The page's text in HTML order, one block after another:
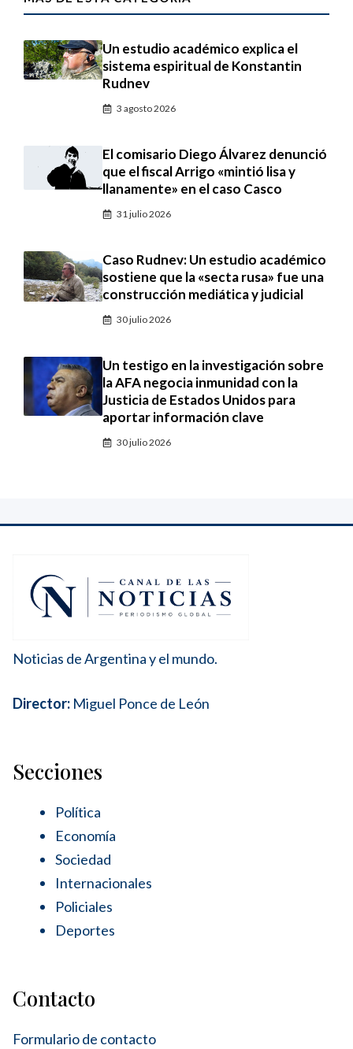
Un estudio académico explica el
sistema espiritual de Konstantin
Rudnev
3 agosto 2026
El comisario Diego Álvarez denunció
que el fiscal Arrigo «mintió lisa y
llanamente» en el caso Casco
31 julio 2026
Caso Rudnev: Un estudio académico
sostiene que la «secta rusa» fue una
construcción mediática y judicial
30 julio 2026
Un testigo en la investigación sobre
la AFA negocia inmunidad con la
Justicia de Estados Unidos para
aportar información clave
30 julio 2026
Noticias de Argentina y el mundo.
Director: Miguel Ponce de León
Secciones
Política
Economía
Sociedad
Internacionales
Policiales
Deportes
Contacto
Formulario de contacto